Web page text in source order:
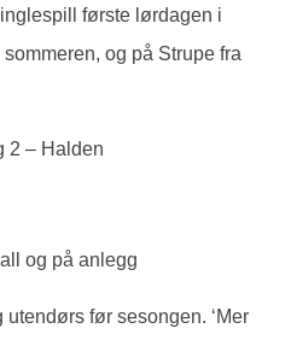
første lørdagen i
og på Strupe fra
2 – Halden
og på anlegg
før sesongen. ‘Mer